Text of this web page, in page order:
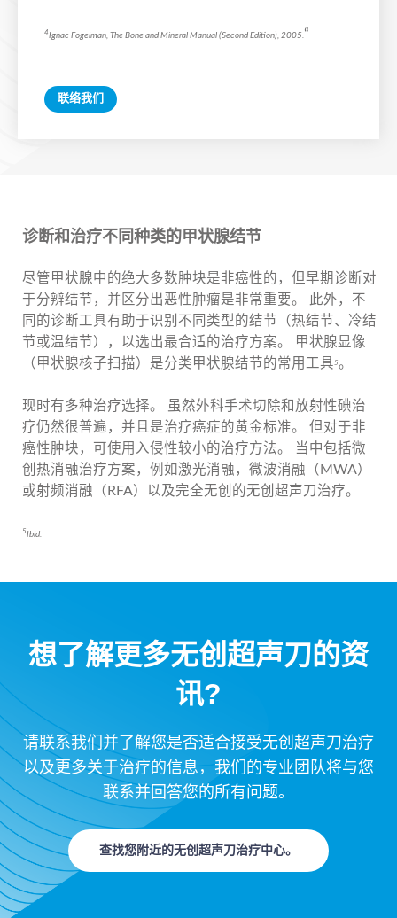
4Ignac Fogelman, The Bone and Mineral Manual (Second Edition), 2005. “
联络我们
诊断和治疗不同种类的甲状腺结节
尽管甲状腺中的绝大多数肿块是非癌性的，但早期诊断对
于分辨结节，并区分出恶性肿瘤是非常重要。 此外，不
同的诊断工具有助于识别不同类型的结节（热结节、冷结
节或温结节），以选出最合适的治疗方案。 甲状腺显像
（甲状腺核子扫描）是分类甲状腺结节的常用工具 5。
现时有多种治疗选择。 虽然外科手术切除和放射性碘治
疗仍然很普遍，并且是治疗癌症的黄金标准。 但对于非
癌性肿块，可使用入侵性较小的治疗方法。 当中包括微
创热消融治疗方案，例如激光消融，微波消融（MWA）
或射频消融（RFA）以及完全无创的无创超声刀治疗。
5Ibid.
想了解更多无创超声刀的资
讯?
请联系我们并了解您是否适合接受无创超声刀治疗
以及更多关于治疗的信息，我们的专业团队将与您
联系并回答您的所有问题。
查找您附近的无创超声刀治疗中心。